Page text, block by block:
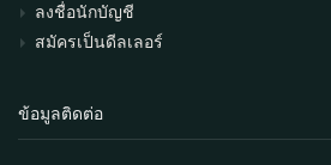
ลงชื่อนักบัญชี
สมัครเป็นดีลเลอร์
ข้อมูลติดต่อ